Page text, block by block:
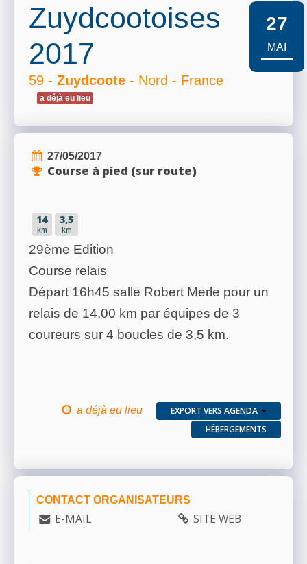
Zuydcootoises
2017
59 - Zuydcoote - Nord - France
a déjà eu lieu
27
MAI
27/05/2017
Course à pied (sur route)
14
km
3,5
km
29ème Edition
Course relais
Départ 16h45 salle Robert Merle pour un
relais de 14,00 km par équipes de 3
coureurs sur 4 boucles de 3,5 km.
a déjà eu lieu
EXPORT VERS AGENDA
HÉBERGEMENTS
CONTACT ORGANISATEURS
E-MAIL SITE WEB